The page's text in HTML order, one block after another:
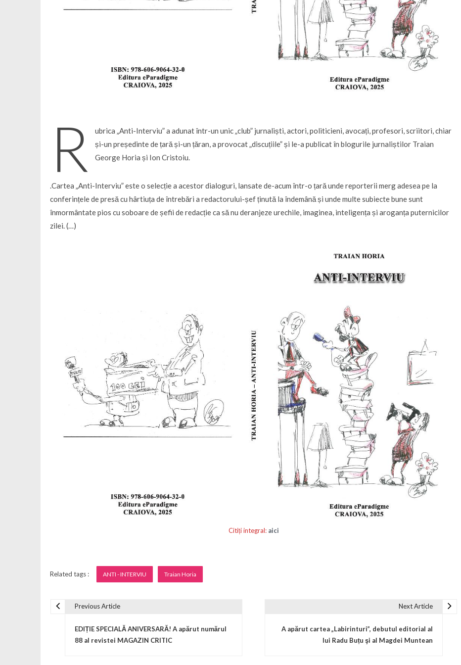
R
ubrica „Anti-Interviu” a adunat într-un unic „club” jurnaliști, actori, politicieni, avocați, profesori, scriitori, chiar
și-un președinte de țară și-un țăran, a provocat „discuțiile” și le-a publicat în blogurile jurnaliștilor Traian
George Horia și Ion Cristoiu.
.Cartea „Anti-Interviu” este o selecție a acestor dialoguri, lansate de-acum într-o țară unde reporterii merg adesea pe la
conferințele de presă cu hârtiuța de întrebări a redactorului-șef ținută la îndemână și unde multe subiecte bune sunt
înmormântate pios cu soboare de șefii de redacție ca să nu deranjeze urechile, imaginea, inteligența și aroganța puternicilor
zilei. (…)
Citiți integral: aici
Related tags : ANTI - INTERVIU Traian Horia
Previous Article
EDIȚIE SPECIALĂ ANIVERSARĂ! A apărut numărul
88 al revistei MAGAZIN CRITIC
Next Article
A apărut cartea „Labirinturi”, debutul editorial al
lui Radu Buțu şi al Magdei Muntean